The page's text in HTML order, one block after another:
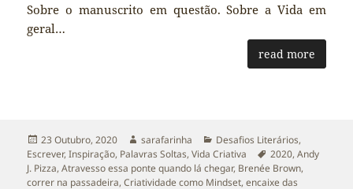
Sobre o manuscrito em questão. Sobre a Vida em
geral…
read more
Publicado
a
23 Outubro, 2020 Autor
sarafarinha Categorias
Desafios Literários,
Escrever,Inspiração, Palavras Soltas,Vida Criativa Etiquetas
2020,Andy
J. Pizza,Atravesso essa ponte quando lá chegar, Brenée Brown,
correr na passadeira,Criatividade como Mindset,encaixe das